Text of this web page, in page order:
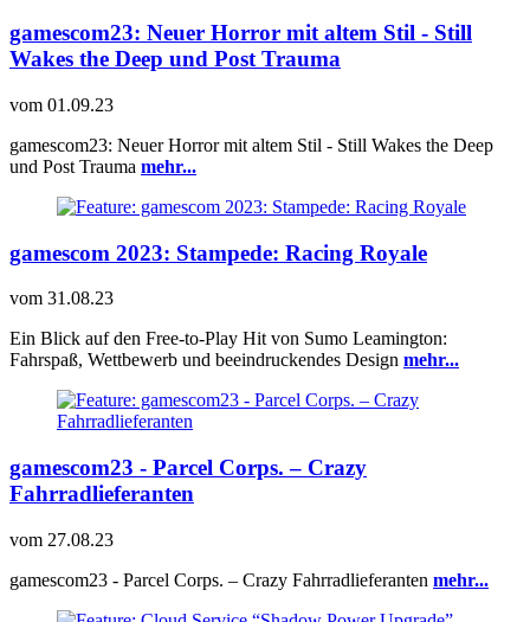
gamescom23: Neuer Horror mit altem Stil - Still
Wakes the Deep und Post Trauma
vom 01.09.23
gamescom23: Neuer Horror mit altem Stil - Still Wakes the Deep
und Post Trauma mehr...
gamescom 2023: Stampede: Racing Royale
vom 31.08.23
Ein Blick auf den Free-to-Play Hit von Sumo Leamington:
Fahrspaß, Wettbewerb und beeindruckendes Design mehr...
gamescom23 - Parcel Corps. – Crazy
Fahrradlieferanten
vom 27.08.23
gamescom23 - Parcel Corps. – Crazy Fahrradlieferanten mehr...